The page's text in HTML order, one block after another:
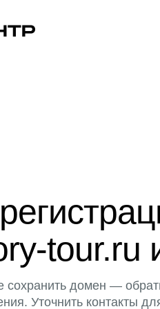
tour.ru
сохранить домен —
Уточнить контакты